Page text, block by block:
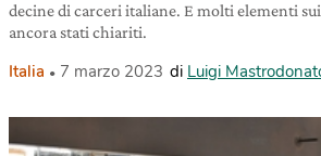
decine di carceri italiane. E molti elementi
ancora stati chiariti.
Italia 7 marzo 2023 di Luigi